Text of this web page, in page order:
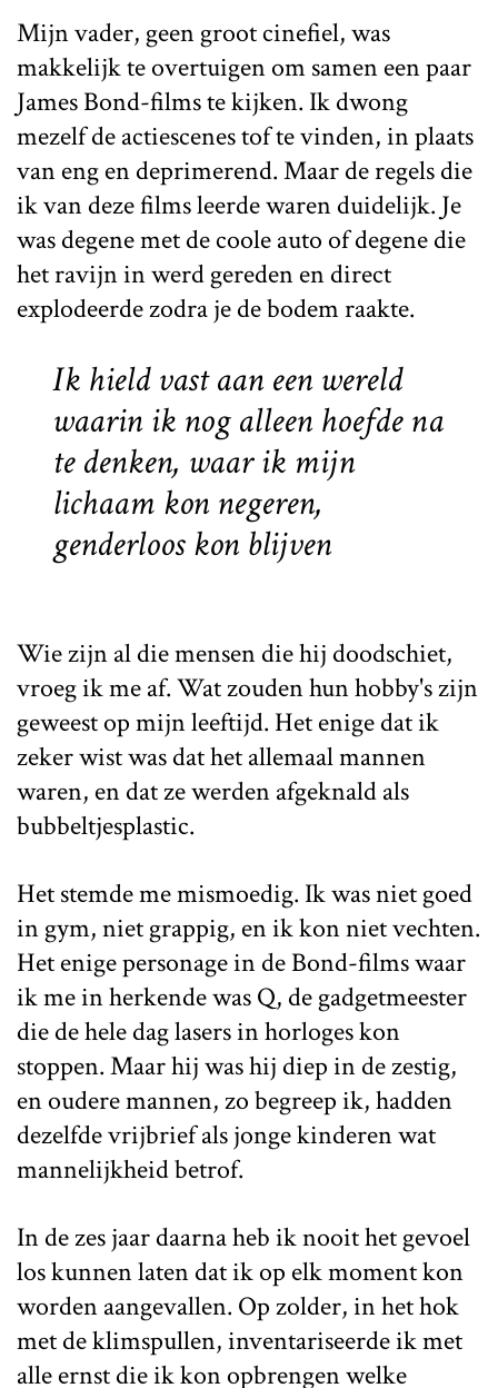
Mijn vader, geen groot cinefiel, was
makkelijk te overtuigen om samen een paar
James Bond-films te kijken. Ik dwong
mezelf de actiescenes tof te vinden, in plaats
van eng en deprimerend. Maar de regels die
ik van deze films leerde waren duidelijk. Je
was degene met de coole auto of degene die
het ravijn in werd gereden en direct
explodeerde zodra je de bodem raakte.
Ik hield vast aan een wereld
waarin ik nog alleen hoefde na
te denken, waar ik mijn
lichaam kon negeren,
genderloos kon blijven
Wie zijn al die mensen die hij doodschiet,
vroeg ik me af. Wat zouden hun hobby's zijn
geweest op mijn leeftijd. Het enige dat ik
zeker wist was dat het allemaal mannen
waren, en dat ze werden afgeknald als
bubbeltjesplastic.
Het stemde me mismoedig. Ik was niet goed
in gym, niet grappig, en ik kon niet vechten.
Het enige personage in de Bond-films waar
ik me in herkende was Q, de gadgetmeester
die de hele dag lasers in horloges kon
stoppen. Maar hij was hij diep in de zestig,
en oudere mannen, zo begreep ik, hadden
dezelfde vrijbrief als jonge kinderen wat
mannelijkheid betrof.
In de zes jaar daarna heb ik nooit het gevoel
los kunnen laten dat ik op elk moment kon
worden aangevallen. Op zolder, in het hok
met de klimspullen, inventariseerde ik met
alle ernst die ik kon opbrengen welke